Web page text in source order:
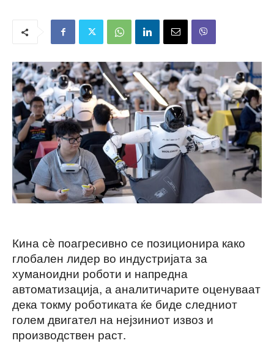
Кина сè поагресивно се позиционира како
глобален лидер во индустријата за
хуманоидни роботи и напредна
автоматизација, а аналитичарите оценуваат
дека токму роботиката ќе биде следниот
голем двигател на нејзиниот извоз и
производствен раст.